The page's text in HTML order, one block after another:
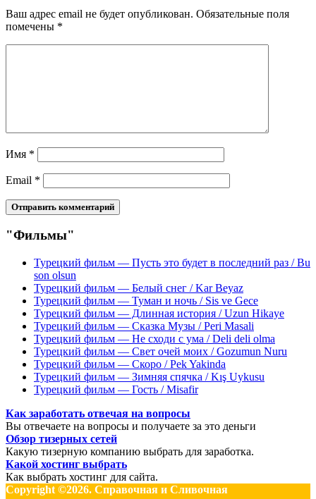
Ваш адрес email не будет опубликован. Обязательные поля
помечены *
Имя *
Email *
"Фильмы"
Турецкий фильм — Пусть это будет в последний раз / Bu
son olsun
Турецкий фильм — Белый снег / Kar Beyaz
Турецкий фильм — Туман и ночь / Sis ve Gece
Турецкий фильм — Длинная история / Uzun Hikaye
Турецкий фильм — Сказка Музы / Peri Masali
Турецкий фильм — Не сходи с ума / Deli deli olma
Турецкий фильм — Свет очей моих / Gozumun Nuru
Турецкий фильм — Скоро / Pek Yakinda
Турецкий фильм — Зимняя спячка / Kış Uykusu
Турецкий фильм — Гость / Misafir
Как заработать отвечая на вопросы
Вы отвечаете на вопросы и получаете за это деньги
Обзор тизерных сетей
Какую тизерную компанию выбрать для заработка.
Какой хостинг выбрать
Как выбрать хостинг для сайта.
Copyright ©2026. Справочная и Сливочная